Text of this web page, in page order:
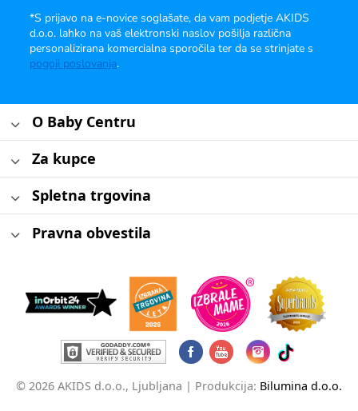
*S prijavo na e-novice soglašate, da vam podjetje AKIDS
d.o.o. lahko na vaš elektronski naslov pošilja različna
personalizirana komercialna sporočila ter da se strinjate s
pogoji poslovanja.
O Baby Centru
Za kupce
Spletna trgovina
Pravna obvestila
© 2026 AKIDS d.o.o., Ljubljana | Produkcija: Bilumina d.o.o.